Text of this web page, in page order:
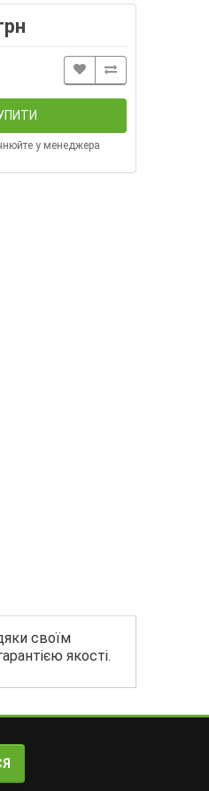
у менеджера
своїм
якості.